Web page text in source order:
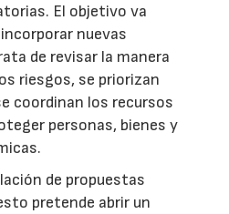
El objetivo va
nuevas
de revisar la manera
riesgos, se priorizan
coordinan los recursos
personas, bienes y
de propuestas
pretende abrir un